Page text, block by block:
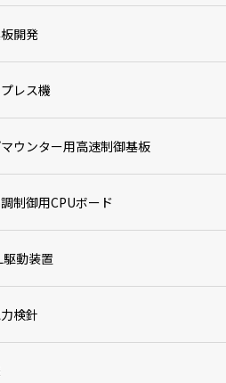
開発
レス機
ウンター用高速制御基板
制御用CPUボード
動装置
検針